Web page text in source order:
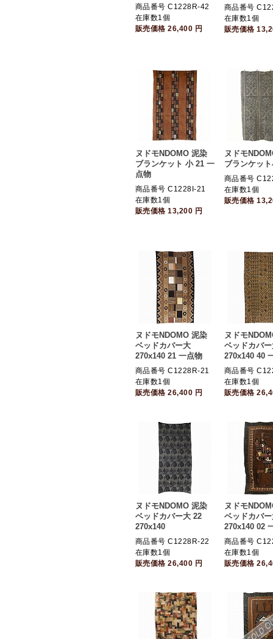
商品番号 C1228R-42
在庫数1個
販売価格26,400 円
商品番号
在庫数1個
販売価格
ヌドモNDOMO 泥染
ブランケット 小 21 一
点物
商品番号 C1228I-21
在庫数1個
販売価格13,200 円
ヌドモ
ブランケッ
商品番号
在庫数1個
販売価格
ヌドモNDOMO 泥染
ベッドカバー大
270x140 21 一点物
商品番号 C1228R-21
在庫数1個
販売価格26,400 円
ヌドモ
ベッドカバ
270x140 40
商品番号
在庫数1個
販売価格
ヌドモNDOMO 泥染
ベッドカバー大 22
270x140
商品番号 C1228R-22
在庫数1個
販売価格26,400 円
ヌドモ
ベッドカバ
270x140 02
商品番号
在庫数1個
販売価格